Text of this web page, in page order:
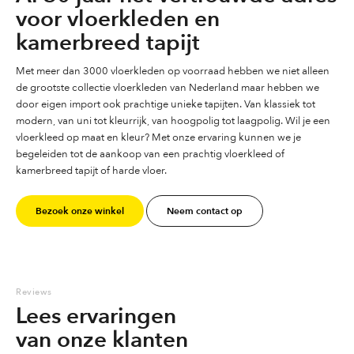
voor vloerkleden en
kamerbreed tapijt
Met meer dan 3000 vloerkleden op voorraad hebben we niet alleen
de grootste collectie vloerkleden van Nederland maar hebben we
door eigen import ook prachtige unieke tapijten. Van klassiek tot
modern, van uni tot kleurrijk, van hoogpolig tot laagpolig. Wil je een
vloerkleed op maat en kleur? Met onze ervaring kunnen we je
begeleiden tot de aankoop van een prachtig vloerkleed of
kamerbreed tapijt of harde vloer.
Bezoek onze winkel Neem contact op
Reviews
Lees ervaringen
van onze klanten